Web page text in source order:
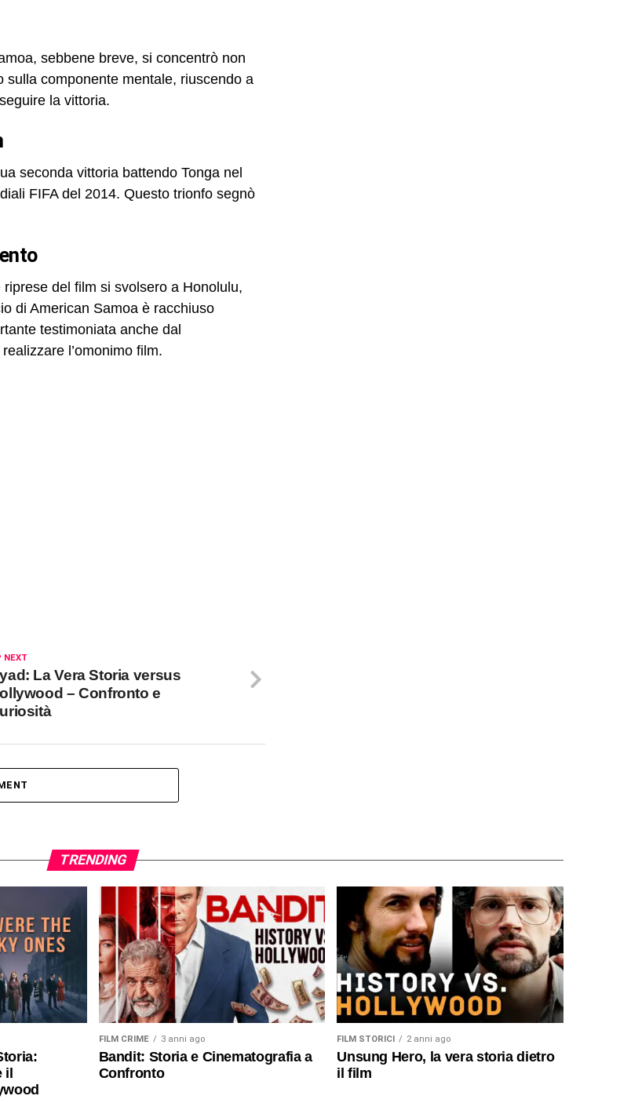
sebbene breve, si concentrò non
sulla componente mentale, riuscendo a
la vittoria.
seconda vittoria battendo Tonga nel
FIFA del 2014. Questo trionfo segnò
del film si svolsero a Honolulu,
di American Samoa è racchiuso
testimoniata anche dal
l’omonimo film.
NEXT
La Vera Storia versus
– Confronto e
TRENDING
il
FILM CRIME 3 anni ago
Bandit: Storia e Cinematografia a
Confronto
FILM STORICI 2 anni ago
Unsung Hero, la vera storia dietro
il film